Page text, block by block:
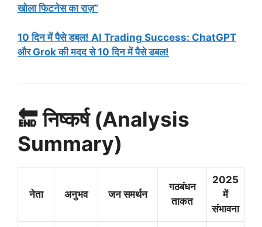
खोला फिटनेस का राज़”
10 दिन में पैसे डबल! AI Trading Success: ChatGPT
और Grok की मदद से 10 दिन में पैसे डबल!
🔚 निष्कर्ष (Analysis
Summary)
नेता अनुभव जन समर्थन
गठबंधन
ताकत
2025
में
संभावना